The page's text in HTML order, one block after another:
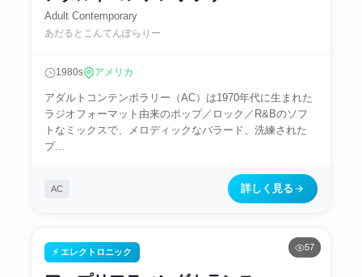
Adult Contemporary
あだるとこんてんぽらりー
1980s アメリカ
アダルトコンテンポラリー（AC）は1970年代に生まれた
ラジオフォーマット由来のポップ／ロック／R&Bのソフ
トなミックスで、メロディックなバラード、洗練された
プ...
AC 詳しく見る
57
⚡ エレクトロニック